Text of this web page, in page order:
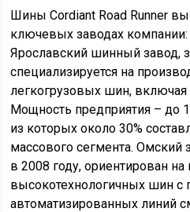
Шины Cordiant Road Runner
ключевых заводах
Ярославский шинный завод,
специализируется на
легкогрузовых шин, включая
Мощность предприятия – до
из которых около 30%
массового сегмента. Омский
в 2008 году, ориентирован
высокотехнологичных шин с
автоматизированных линий